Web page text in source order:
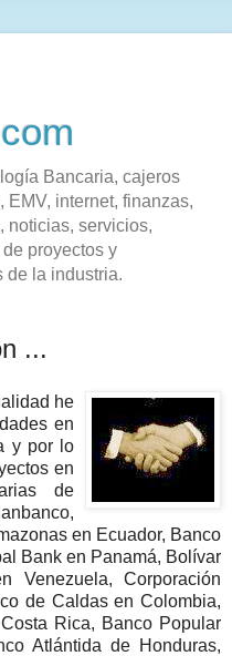
Bancaria, cajeros
internet, finanzas,
noticias, servicios,
proyectos y
de la industria.
...
he
en
y por lo
en
de
en Ecuador, Banco
Bank en Panamá, Bolívar
Venezuela, Corporación
de Caldas en Colombia,
Rica, Banco Popular
Atlántida de Honduras,